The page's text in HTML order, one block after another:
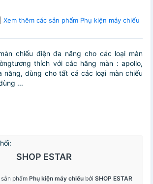
Xem thêm các sản phẩm Phụ kiện máy chiếu
chiếu điện đa năng cho các loại màn
thích với các hãng màn : apollo,
năng, dùng cho tất cả các loại màn chiếu
...
SHOP ESTAR
phẩmPhụ kiện máy chiếu bởi SHOP ESTAR